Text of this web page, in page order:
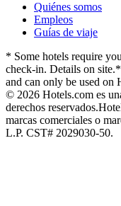
Quiénes somos
Empleos
Guías de viaje
* Some hotels require
check-in. Details on site.
and can only be used on
© 2026 Hotels.com es
derechos reservados.
marcas comerciales o
L.P. CST# 2029030-50.